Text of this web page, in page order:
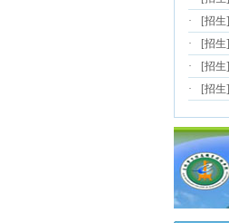
·
[招生]
·
[招生]
·
[招生]
·
[招生]